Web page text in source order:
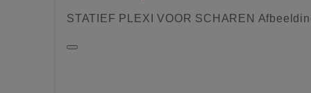
STATIEF PLEXI VOOR SCHAREN